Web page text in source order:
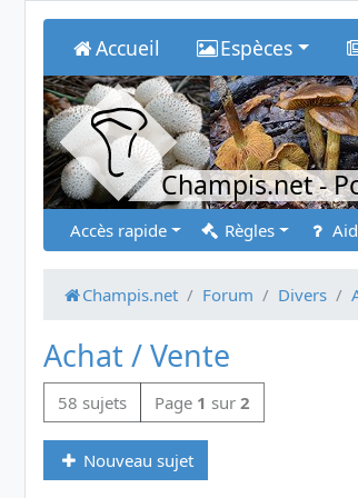
Accueil Espèces
Champis.net-
Accès rapide Règles
Champis.net Forum Divers
Achat / Vente
58 sujets Page 1 sur 2
Nouveau sujet